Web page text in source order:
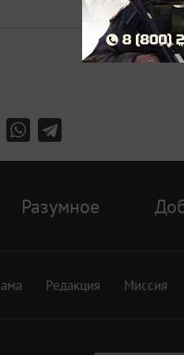
Разумное
Редакция Миссия